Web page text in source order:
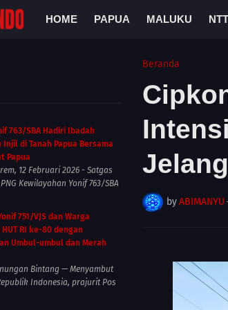
HOME PAPUA MALUKU NTT
Beranda
byABIMANYU
763/SBA Hadiri Ibadah
Injil di Tanah Papua Bersama
Papua
12 Februari 2026 - Satgas
Kewilayahan Yonif 763/SBA
751/VJS dan Warga
RI ke-80 dengan
Umbul-umbul dan Merah
Bintang — Menyambut
Indonesia, prajurit Pos